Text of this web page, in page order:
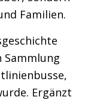
Familien.
Sammlung
Ergänzt